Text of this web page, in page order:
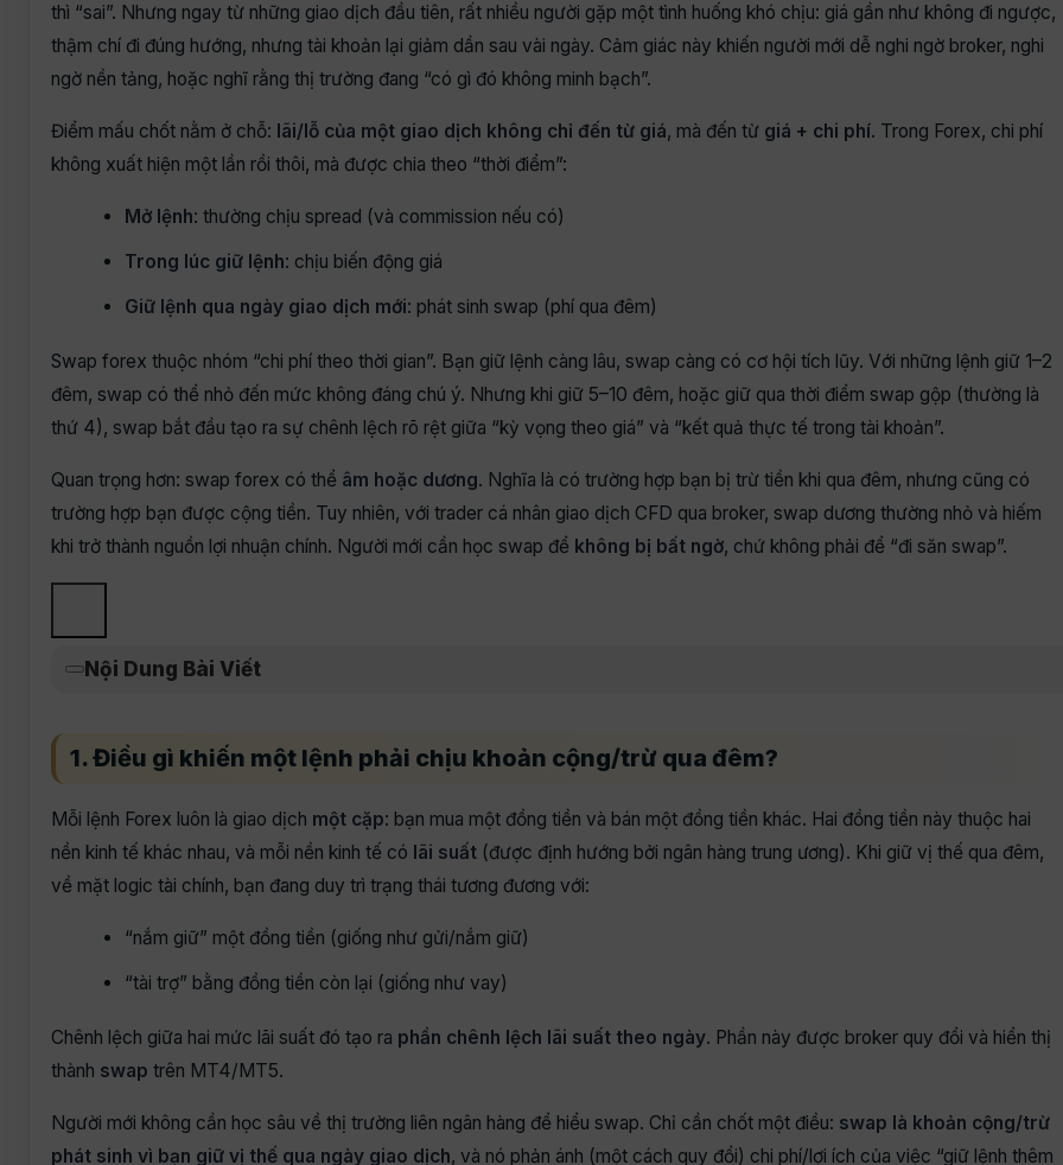
thì “sai”. Nhưng ngay từ những giao dịch đầu tiên, rất nhiều người gặp một tình huống khó chịu: giá gần như không đi ngược,
thậm chí đi đúng hướng, nhưng tài khoản lại giảm dần sau vài ngày. Cảm giác này khiến người mới dễ nghi ngờ broker, nghi
ngờ nền tảng, hoặc nghĩ rằng thị trường đang “có gì đó không minh bạch”.
Điểm mấu chốt nằm ở chỗ: lãi/lỗ của một giao dịch không chỉ đến từ giá, mà đến từ giá + chi phí. Trong Forex, chi phí
không xuất hiện một lần rồi thôi, mà được chia theo “thời điểm”:
Mở lệnh: thường chịu spread (và commission nếu có)
Trong lúc giữ lệnh: chịu biến động giá
Giữ lệnh qua ngày giao dịch mới: phát sinh swap (phí qua đêm)
Swap forex thuộc nhóm “chi phí theo thời gian”. Bạn giữ lệnh càng lâu, swap càng có cơ hội tích lũy. Với những lệnh giữ 1–2
đêm, swap có thể nhỏ đến mức không đáng chú ý. Nhưng khi giữ 5–10 đêm, hoặc giữ qua thời điểm swap gộp (thường là
thứ 4), swap bắt đầu tạo ra sự chênh lệch rõ rệt giữa “kỳ vọng theo giá” và “kết quả thực tế trong tài khoản”.
Quan trọng hơn: swap forex có thể âm hoặc dương. Nghĩa là có trường hợp bạn bị trừ tiền khi qua đêm, nhưng cũng có
trường hợp bạn được cộng tiền. Tuy nhiên, với trader cá nhân giao dịch CFD qua broker, swap dương thường nhỏ và hiếm
khi trở thành nguồn lợi nhuận chính. Người mới cần học swap để không bị bất ngờ, chứ không phải để “đi săn swap”.
Nội Dung Bài Viết
1. Điều gì khiến một lệnh phải chịu khoản cộng/trừ qua đêm?
Mỗi lệnh Forex luôn là giao dịch một cặp: bạn mua một đồng tiền và bán một đồng tiền khác. Hai đồng tiền này thuộc hai
nền kinh tế khác nhau, và mỗi nền kinh tế có lãi suất (được định hướng bởi ngân hàng trung ương). Khi giữ vị thế qua đêm,
về mặt logic tài chính, bạn đang duy trì trạng thái tương đương với:
“nắm giữ” một đồng tiền (giống như gửi/nắm giữ)
“tài trợ” bằng đồng tiền còn lại (giống như vay)
Chênh lệch giữa hai mức lãi suất đó tạo ra phần chênh lệch lãi suất theo ngày. Phần này được broker quy đổi và hiển thị
thành swap trên MT4/MT5.
Người mới không cần học sâu về thị trường liên ngân hàng để hiểu swap. Chỉ cần chốt một điều: swap là khoản cộng/trừ
phát sinh vì bạn giữ vị thế qua ngày giao dịch, và nó phản ánh (một cách quy đổi) chi phí/lợi ích của việc “giữ lệnh thêm